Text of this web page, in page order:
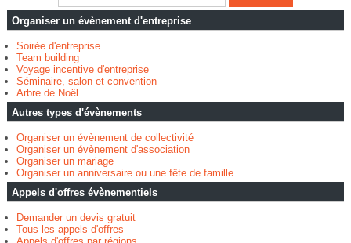
Organiser un évènement d'entreprise
Soirée d'entreprise
Team building
Voyage incentive d'entreprise
Séminaire, salon et convention
Arbre de Noël
Autres types d'évènements
Organiser un évènement de collectivité
Organiser un évènement d'association
Organiser un mariage
Organiser un anniversaire ou une fête de famille
Appels d'offres évènementiels
Demander un devis gratuit
Tous les appels d'offres